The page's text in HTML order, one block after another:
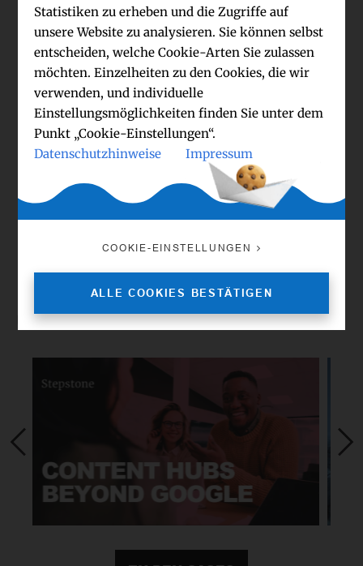
Unsere Cases
Statistiken zu erheben und die Zugriffe auf
unsere Website zu analysieren. Sie können selbst
entscheiden, welche Cookie-Arten Sie zulassen
möchten. Einzelheiten zu den Cookies, die wir
verwenden, und individuelle
Einstellungsmöglichkeiten finden Sie unter dem
Punkt „Cookie-Einstellungen“.
Datenschutzhinweise
Impressum
COOKIE-EINSTELLUNGEN
ALLE COOKIES BESTÄTIGEN